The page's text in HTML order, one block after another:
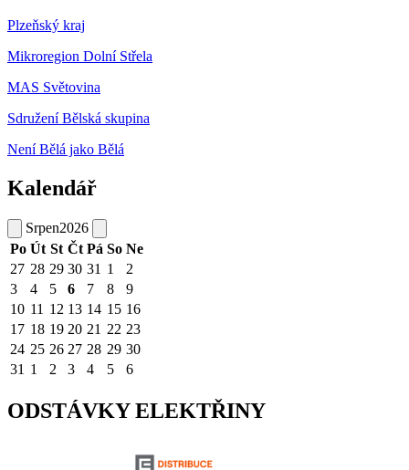
Plzeňský kraj
Mikroregion Dolní Střela
MAS Světovina
Sdružení Bělská skupina
Není Bělá jako Bělá
Kalendář
Srpen2026
Po Út St Čt Pá So Ne
27 28 29 30 31 1
2
3
4 5 6 7 8
9
10 11 12 13 14 15 16
17 18 19 20 21 22 23
24 25 26 27 28 29 30
31 1 2 3 4 5 6
ODSTÁVKY ELEKTŘINY